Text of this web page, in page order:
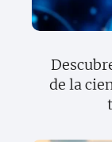
de la